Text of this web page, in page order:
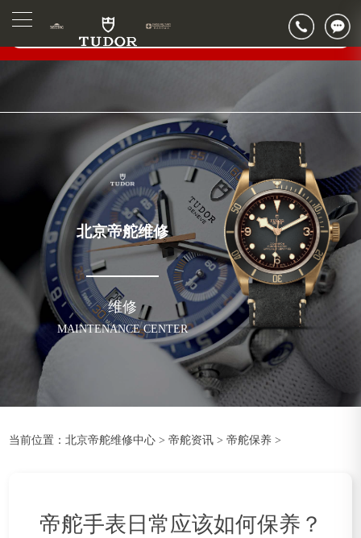
▲
▼
2026年6月北京市帝舵官方售后客户服务热线：400-801-5381
2026年6月帝舵售后服务中心最新网点地址：
节假日正常营业！
北京帝舵维修
维修
MAINTENANCE CENTER
当前位置：北京帝舵维修中心 >帝舵资讯 >帝舵保养 >
帝舵手表日常应该如何保养？